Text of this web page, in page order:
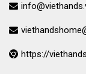
https://